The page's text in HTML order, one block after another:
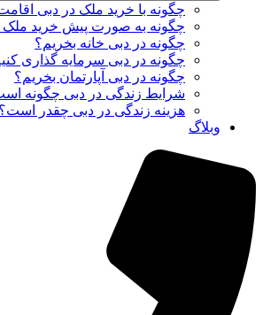
چگونه با خرید ملک در دبی
چگونه به صورت پیش خرید ملک
چگونه در دبی خانه بخریم؟
چگونه در دبی سرمایه گذاری
چگونه در دبی آپارتمان بخریم؟
شرایط زندگی در دبی چگونه
هزینه زندگی در دبی چقدر است؟
وبلاگ